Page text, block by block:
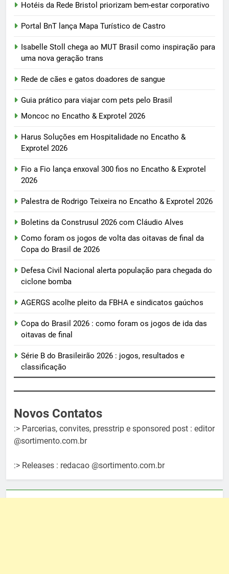
Hotéis da Rede Bristol priorizam bem-estar corporativo
Portal BnT lança Mapa Turístico de Castro
Isabelle Stoll chega ao MUT Brasil como inspiração para
uma nova geração trans
Rede de cães e gatos doadores de sangue
Guia prático para viajar com pets pelo Brasil
Moncoc no Encatho & Exprotel 2026
Harus Soluções em Hospitalidade no Encatho &
Exprotel 2026
Fio a Fio lança enxoval 300 fios no Encatho & Exprotel
2026
Palestra de Rodrigo Teixeira no Encatho & Exprotel 2026
Boletins da Construsul 2026 com Cláudio Alves
Como foram os jogos de volta das oitavas de final da
Copa do Brasil de 2026
Defesa Civil Nacional alerta população para chegada do
ciclone bomba
AGERGS acolhe pleito da FBHA e sindicatos gaúchos
Copa do Brasil 2026 : como foram os jogos de ida das
oitavas de final
Série B do Brasileirão 2026 : jogos, resultados e
classificação
Novos Contatos
:> Parcerias, convites, presstrip e sponsored post : editor
@sortimento.com.br
:> Releases : redacao @sortimento.com.br